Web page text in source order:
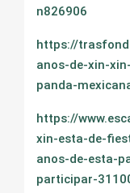
n826906
https://
anos-de-xin-
panda-
https://
xin-esta-de-
anos-de-esta-
participar-